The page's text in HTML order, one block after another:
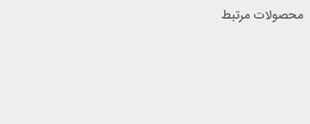
محصولات مرتبط